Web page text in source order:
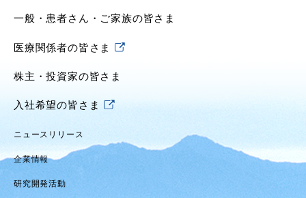
一般・患者さん・ご家族の皆さま
医療関係者の皆さま
株主・投資家の皆さま
入社希望の皆さま
ニュースリリース
企業情報
研究開発活動